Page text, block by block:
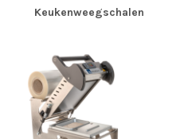
Keukenweegschalen